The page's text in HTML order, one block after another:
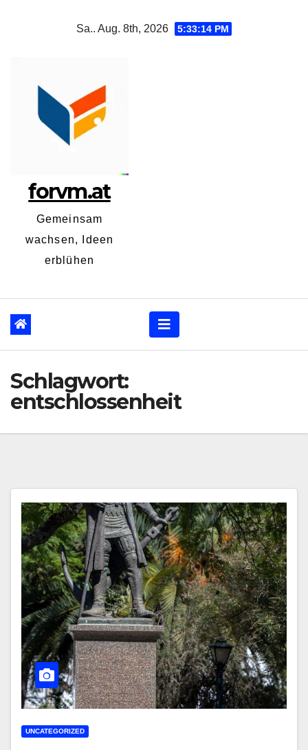
Sa.. Aug. 8th, 2026 5:33:14 PM
forvm.at
Gemeinsam
wachsen, Ideen
erblühen
Schlagwort:
entschlossenheit
UNCATEGORIZED